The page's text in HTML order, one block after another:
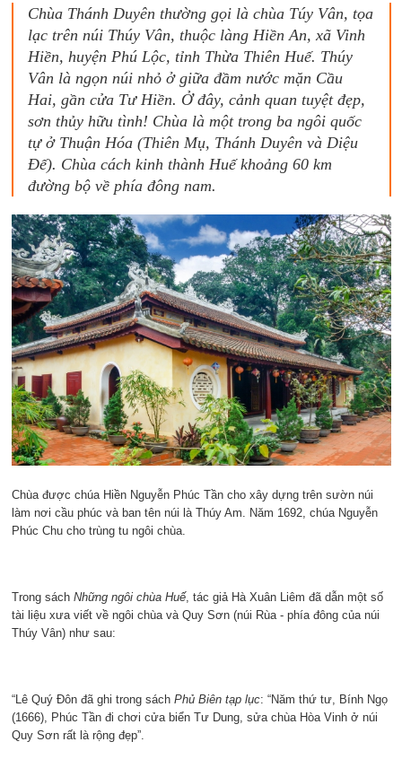
Chùa Thánh Duyên thường gọi là chùa Túy Vân, tọa
lạc trên núi Thúy Vân, thuộc làng Hiền An, xã Vinh
Hiền, huyện Phú Lộc, tỉnh Thừa Thiên Huế. Thúy
Vân là ngọn núi nhỏ ở giữa đầm nước mặn Cầu
Hai, gần cửa Tư Hiền. Ở đây, cảnh quan tuyệt đẹp,
sơn thủy hữu tình! Chùa là một trong ba ngôi quốc
tự ở Thuận Hóa (Thiên Mụ, Thánh Duyên và Diệu
Đế). Chùa cách kinh thành Huế khoảng 60 km
đường bộ về phía đông nam.
Chùa được chúa Hiền Nguyễn Phúc Tần cho xây dựng trên sườn núi
làm nơi cầu phúc và ban tên núi là Thúy Am. Năm 1692, chúa Nguyễn
Phúc Chu cho trùng tu ngôi chùa.
Trong sách Những ngôi chùa Huế, tác giả Hà Xuân Liêm đã dẫn một số
tài liệu xưa viết về ngôi chùa và Quy Sơn (núi Rùa - phía đông của núi
Thúy Vân) như sau:
“Lê Quý Đôn đã ghi trong sách Phủ Biên tạp lục: “Năm thứ tư, Bính Ngọ
(1666), Phúc Tần đi chơi cửa biển Tư Dung, sửa chùa Hòa Vinh ở núi
Quy Sơn rất là rộng đẹp”.